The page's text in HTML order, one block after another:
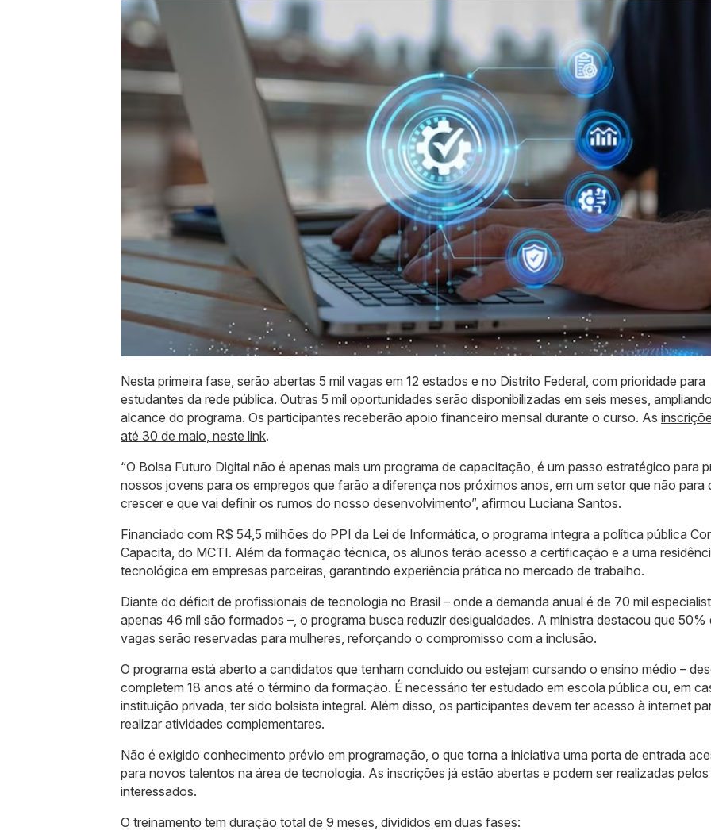
Nesta primeira fase, serão abertas 5 mil vagas em 12 estados e no Distrito Federal, com prioridade para
estudantes da rede pública. Outras 5 mil oportunidades serão disponibilizadas em seis meses,
alcance do programa. Os participantes receberão apoio financeiro mensal durante o curso. As
até 30 de maio, neste link.
“O Bolsa Futuro Digital não é apenas mais um programa de capacitação, é um passo estratégico para
nossos jovens para os empregos que farão a diferença nos próximos anos, em um setor que não para
crescer e que vai definir os rumos do nosso desenvolvimento”, afirmou Luciana Santos.
Financiado com R$ 54,5 milhões do PPI da Lei de Informática, o programa integra a política pública
Capacita, do MCTI. Além da formação técnica, os alunos terão acesso a certificação e a uma
tecnológica em empresas parceiras, garantindo experiência prática no mercado de trabalho.
Diante do déficit de profissionais de tecnologia no Brasil – onde a demanda anual é de 70 mil
apenas 46 mil são formados –, o programa busca reduzir desigualdades. A ministra destacou que 50%
vagas serão reservadas para mulheres, reforçando o compromisso com a inclusão.
O programa está aberto a candidatos que tenham concluído ou estejam cursando o ensino médio –
completem 18 anos até o término da formação. É necessário ter estudado em escola pública ou, em
instituição privada, ter sido bolsista integral. Além disso, os participantes devem ter acesso à internet
realizar atividades complementares.
Não é exigido conhecimento prévio em programação, o que torna a iniciativa uma porta de entrada
para novos talentos na área de tecnologia. As inscrições já estão abertas e podem ser realizadas pelos
interessados.
O treinamento tem duração total de 9 meses, divididos em duas fases: